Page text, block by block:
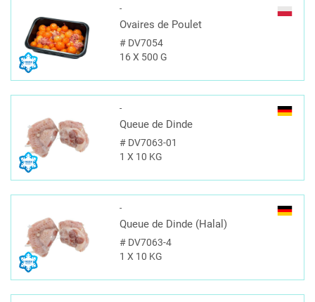
-
Ovaires de Poulet
#DV7054
16 X 500 G
-
Queue de Dinde
#DV7063-01
1 X 10 KG
-
Queue de Dinde (Halal)
#DV7063-4
1 X 10 KG